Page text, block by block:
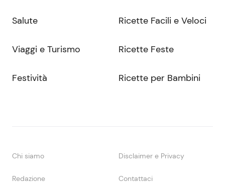
Salute
Viaggi e Turismo
Festività
Ricette Facili e Veloci
Ricette Feste
Ricette per Bambini
Chi siamo Disclaimer e Privacy
Redazione Contattaci